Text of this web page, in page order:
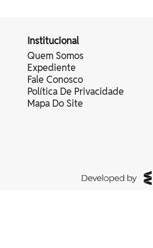
Institucional
Quem Somos
Expediente
Fale Conosco
Política De Privacidade
Mapa Do Site